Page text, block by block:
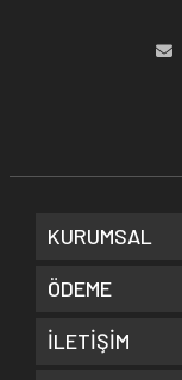
KURUMSAL
ÖDEME
İLETİŞİM